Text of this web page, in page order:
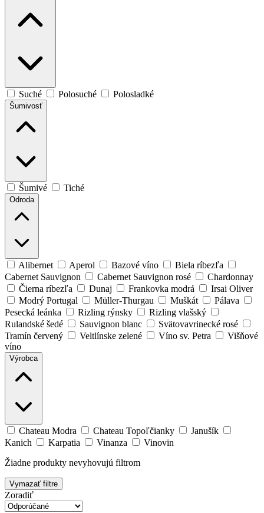
Suché Polosuché Polosladké
Šumivosť
Šumivé Tiché
Odroda
Alibernet Aperol Bazové víno
Biela ríbezľa
Cabernet Sauvignon
Cabernet Sauvignon rosé
Chardonnay
Čierna ríbezľa
Dunaj Frankovka modrá
Irsai Oliver
Modrý Portugal
Müller-Thurgau Muškát
Pálava
Pesecká leánka
Rizling rýnsky
Rizling vlašský
Rulandské šedé
Sauvignon blanc
Svätovavrinecké rosé
Tramín červený
Veltlínske zelené Víno sv. Petra
Višňové
víno
Výrobca
Chateau Modra Chateau Topoľčianky
Janušík
Kanich
Karpatia Vinanza
Vinovin
Žiadne produkty nevyhovujú filtrom
Vymazať filtre
Zoradiť